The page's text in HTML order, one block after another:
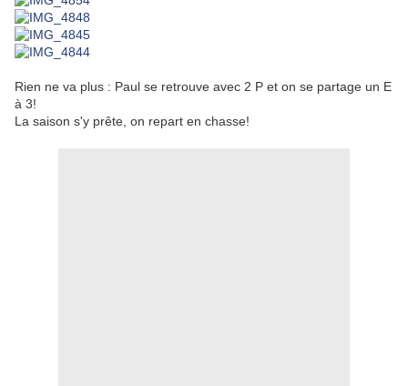
Rien ne va plus : Paul se retrouve avec 2 P et on se partage un E
à 3!
La saison s'y prête, on repart en chasse!